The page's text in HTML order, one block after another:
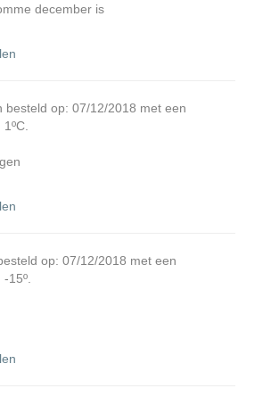
december is
besteld op: 07/12/2018 met een
op: 07/12/2018 met een
15º.